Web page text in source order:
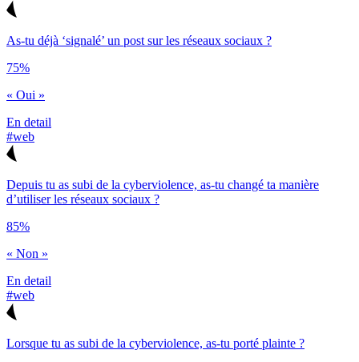
As-tu déjà ‘signalé’ un post sur les réseaux sociaux ?
75%
« Oui »
En detail
#web
Depuis tu as subi de la cyberviolence, as-tu changé ta manière
d’utiliser les réseaux sociaux ?
85%
« Non »
En detail
#web
Lorsque tu as subi de la cyberviolence, as-tu porté plainte ?